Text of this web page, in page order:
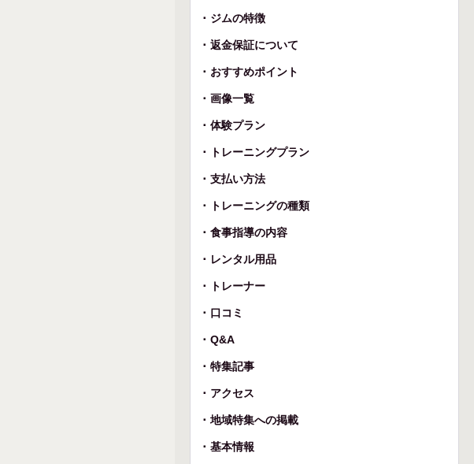
ジムの特徴
返金保証について
おすすめポイント
画像一覧
体験プラン
トレーニングプラン
支払い方法
トレーニングの種類
食事指導の内容
レンタル用品
トレーナー
口コミ
Q&A
特集記事
アクセス
地域特集への掲載
基本情報